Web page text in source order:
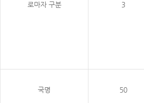
로마자 구분 3
국명 50